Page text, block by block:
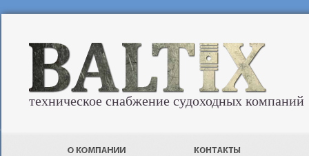
техническое снабжение судоходных компаний